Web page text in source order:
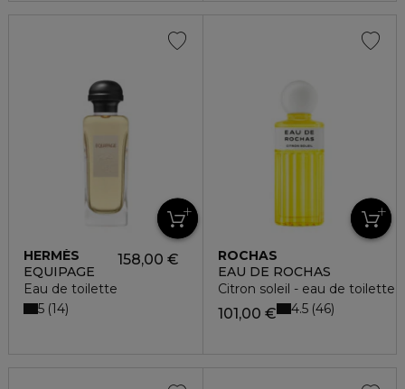
HERMÈS
EQUIPAGE
Eau de toilette
158,00 €
5 14
ROCHAS
EAU DE ROCHAS
Citron soleil - eau de toilette
101,00 € 4.5 46